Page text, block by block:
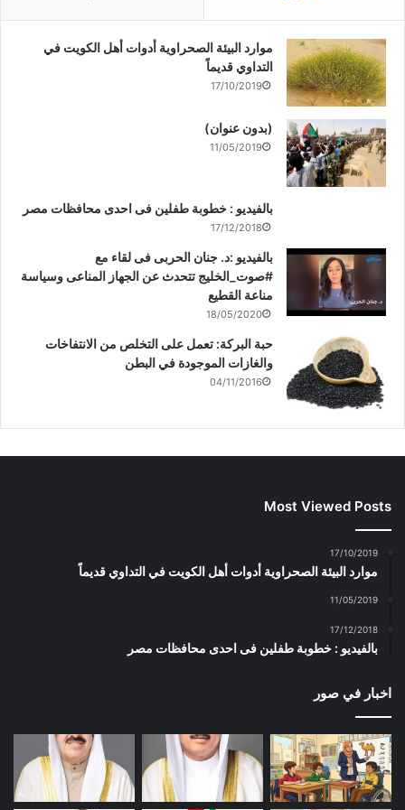
موارد البيئة الصحراوية أدوات أهل الكويت في
التداوي قديماً
17/10/2019
(بدون عنوان)
11/05/2019
بالفيديو : خطوبة طفلين فى احدى محافظات مصر
17/12/2018
بالفيديو :د. جنان الحربى فى لقاء مع
#صوت_الخليج تتحدث عن الجهاز المناعى وسياسة
مناعة القطيع
18/05/2020
حبة البركة: تعمل على التخلص من الانتفاخات
والغازات الموجودة في البطن
04/11/2016
Most Viewed Posts
17/10/2019
موارد البيئة الصحراوية أدوات أهل الكويت في التداوي قديماً
11/05/2019
17/12/2018
بالفيديو : خطوبة طفلين فى احدى محافظات مصر
اخبار في صور